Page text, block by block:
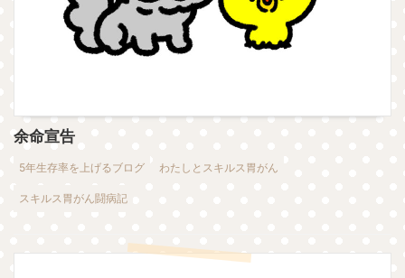
余命宣告
5年生存率を上げるブログ わたしとスキルス胃がん
スキルス胃がん闘病記